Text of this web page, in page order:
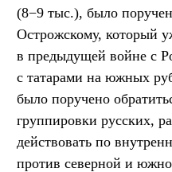
(8−9 тыс.), было
Острожскому, который
в предыдущей войне с
с татарами на южных
было поручено
группировки русских,
действовать по
против северной и